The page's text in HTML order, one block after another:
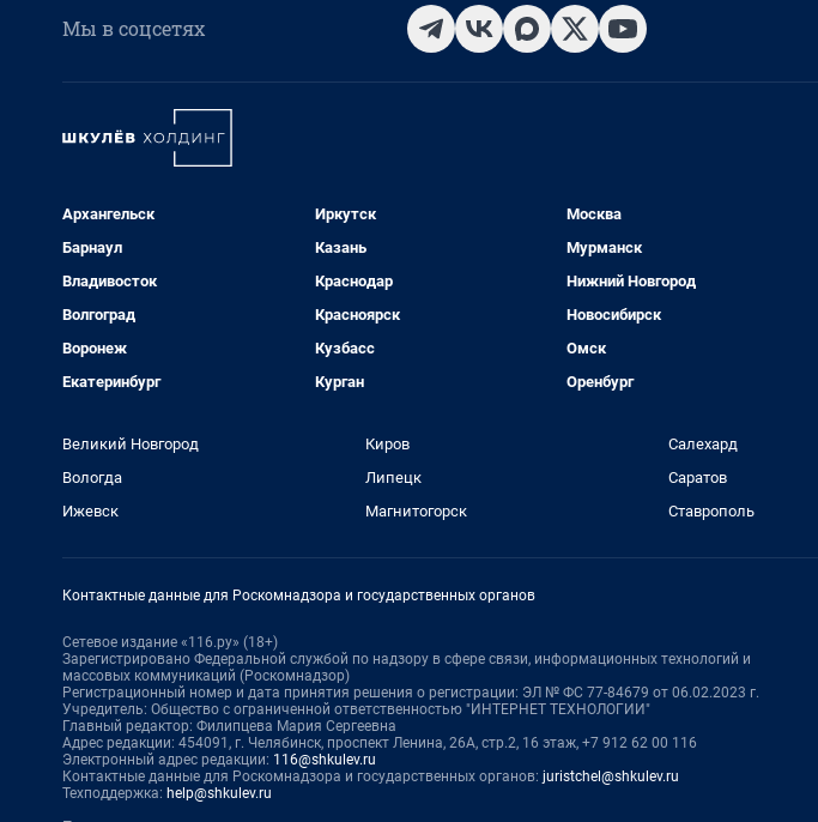
Мы в соцсетях
Архангельск
Барнаул
Владивосток
Волгоград
Воронеж
Екатеринбург
Иркутск
Казань
Краснодар
Красноярск
Кузбасс
Курган
Москва
Мурманск
Нижний Новгород
Новосибирск
Омск
Оренбург
Великий Новгород
Вологда
Ижевск
Киров
Липецк
Магнитогорск
Салехард
Саратов
Ставрополь
Контактные данные для Роскомнадзора и государственных органов
Сетевое издание «116.ру» (18+)
Зарегистрировано Федеральной службой по надзору в сфере связи, информационных технологий и
массовых коммуникаций (Роскомнадзор)
Регистрационный номер и дата принятия решения о регистрации: ЭЛ № ФС 77-84679 от 06.02.2023 г.
Учредитель: Общество с ограниченной ответственностью "ИНТЕРНЕТ ТЕХНОЛОГИИ"
Главный редактор: Филипцева Мария Сергеевна
Адрес редакции: 454091, г. Челябинск, проспект Ленина, 26А, стр.2, 16 этаж, +7 912 62 00 116
Электронный адрес редакции: 116@shkulev.ru
Контактные данные для Роскомнадзора и государственных органов: juristchel@shkulev.ru
Техподдержка: help@shkulev.ru